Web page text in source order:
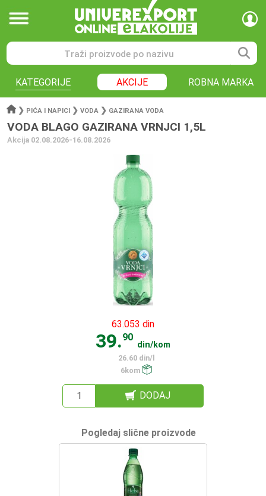
KATEGORIJE AKCIJE ROBNA MARKA
❯ PIĆA I NAPICI ❯ VODA ❯ GAZIRANA VODA
VODA BLAGO GAZIRANA VRNJCI 1,5L
Akcija 02.08.2026-16.08.2026
63.053 din
39.90
din/kom
26.60 din/l
6kom
DODAJ
Pogledaj slične proizvode